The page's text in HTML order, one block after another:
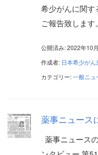
希少がんに関
ご報告致しま
公開済み: 2022年10
作成者: 日本希少が
カテゴリー:一般ニュ
薬事ニュース
薬事ニュース